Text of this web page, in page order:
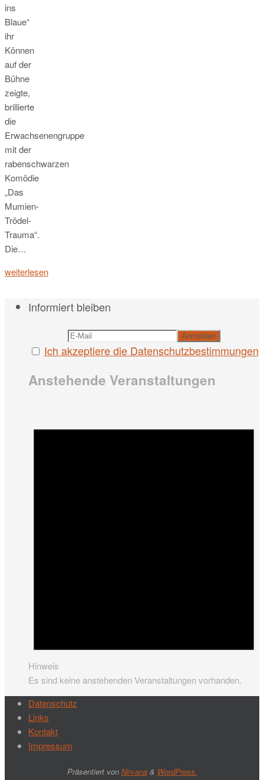
ins
Blaue“
ihr
Können
auf der
Bühne
zeigte,
brillierte
die
Erwachsenengruppe
mit der
rabenschwarzen
Komödie
„Das
Mumien-
Trödel-
Trauma“.
Die…
weiterlesen
Informiert bleiben
Ich akzeptiere die Datenschutzbestimmungen
Anstehende Veranstaltungen
Hinweis
Es sind keine anstehenden Veranstaltungen vorhanden.
Datenschutz
Links
Kontakt
Impressum
Präsentiert von Nirvana& WordPress.